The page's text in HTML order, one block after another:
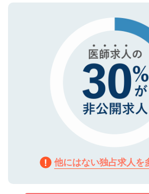
で、機密保持に関してもご
ので、まずはご登録くださ
他にはない独占求人を